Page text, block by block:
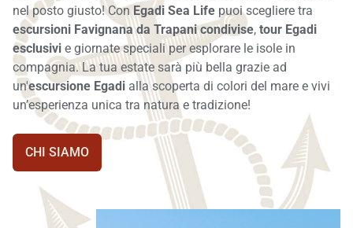
nel posto giusto! ConEgadi Sea Life puoi scegliere tra
escursioni Favignana da Trapani condivise, tour Egadi
esclusivi e giornate speciali per esplorare le isole in
compagnia. La tua estate sarà più bella grazie ad
un'escursione Egadi alla scoperta di colori del mare e vivi
un’esperienza unica tra natura e tradizione!
CHI SIAMO